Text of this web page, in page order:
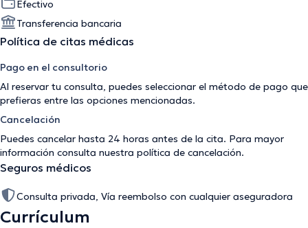
Efectivo
Transferencia bancaria
Política de citas médicas
Pago en el consultorio
Al reservar tu consulta, puedes seleccionar el método de pago que
prefieras entre las opciones mencionadas.
Cancelación
Puedes cancelar hasta 24 horas antes de la cita. Para mayor
información consulta nuestra política de cancelación.
Seguros médicos
Consulta privada, Vía reembolso con cualquier aseguradora
Currículum